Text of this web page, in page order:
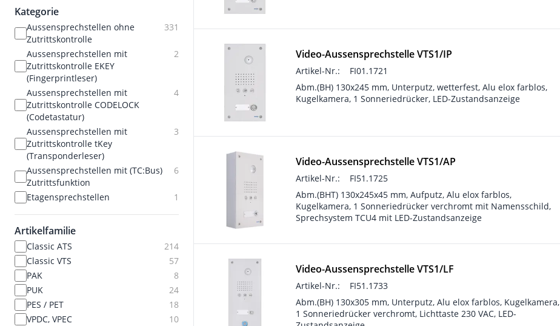
Kategorie
Aussensprechstellen ohne
Zutrittskontrolle
331
Aussensprechstellen mit
Zutrittskontrolle EKEY
(Fingerprintleser)
2
Aussensprechstellen mit
Zutrittskontrolle CODELOCK
(Codetastatur)
4
Aussensprechstellen mit
Zutrittskontrolle tKey
(Transponderleser)
3
Aussensprechstellen mit (TC:Bus)
Zutrittsfunktion
6
Etagensprechstellen 1
Artikelfamilie
Classic ATS
214
Classic VTS
57
PAK
8
PUK
24
PES / PET
18
VPDC, VPEC
10
Video-Aussensprechstelle VTS1/IP
Artikel-Nr.:
FI01.1721
Abm.(BH) 130x245 mm, Unterputz, wetterfest, Alu elox farblos,
Kugelkamera, 1 Sonneriedrücker, LED-Zustandsanzeige
Video-Aussensprechstelle VTS1/AP
Artikel-Nr.:
FI51.1725
Abm.(BHT) 130x245x45 mm, Aufputz, Alu elox farblos,
Kugelkamera, 1 Sonneriedrücker verchromt mit Namensschild,
Sprechsystem TCU4 mit LED-Zustandsanzeige
Video-Aussensprechstelle VTS1/LF
Artikel-Nr.:
FI51.1733
Abm.(BH) 130x305 mm, Unterputz, Alu elox farblos, Kugelkamera,
1 Sonneriedrücker verchromt, Lichttaste 230 VAC, LED-